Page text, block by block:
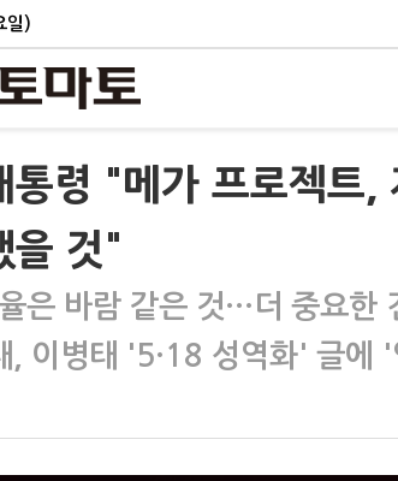
일)
통령 "메가 프로젝트,
을 것"
은 바람 같은 것…더 중요한
, 이병태 '5·18 성역화' 글에